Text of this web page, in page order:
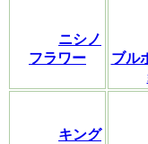
ニシノ
フラワー
ブル
キング